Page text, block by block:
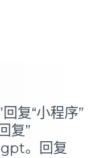
复“小程序”
复”
。回复